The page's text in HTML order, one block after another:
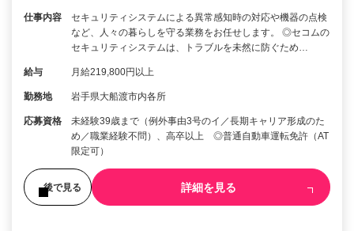
仕事内容
セキュリティシステムによる異常感知時の対応や機器の点検
など、人々の暮らしを守る業務をお任せします。 ◎セコムの
セキュリティシステムは、トラブルを未然に防ぐため…
給与 月給219,800円以上
勤務地 岩手県大船渡市内各所
応募資格
未経験39歳まで（例外事由3号のイ／長期キャリア形成のた
め／職業経験不問）、高卒以上 ◎普通自動車運転免許（AT
限定可）
後で見る 詳細を見る